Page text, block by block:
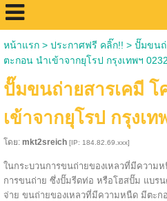
หน้าแรก> ประกาศฟรี คลิ๊ก!! > ปั๊มขนถ่
ตะกอน นำเข้าจากยุโรป กรุงเทพฯ
ปั๊มขนถ่ายสารเคมี
เข้าจากยุโรป กรุงเท
โดย:mkt2sreich [IP: 184.82.69.xxx]
ในกระบวนการขนถ่ายของเหลวที่มีความ
การขนถ่าย ซึ่งปั๊มรีดท่อ หรือโฮสปั๊ม แบรน
จ่าย ขนถ่ายของเหลวที่มีความหนืด มีตะก